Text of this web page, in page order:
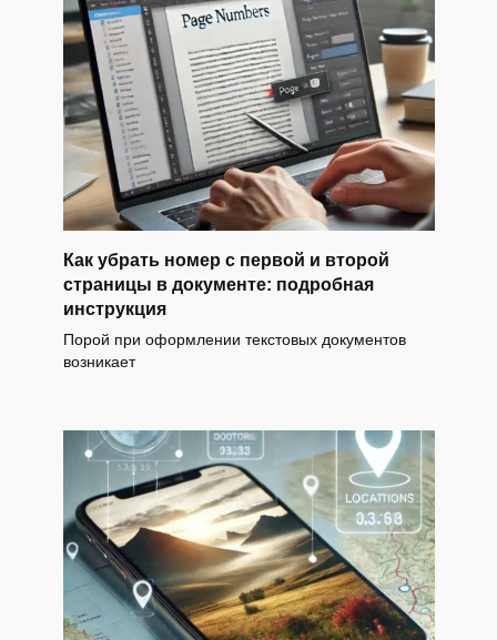
Как убрать номер с первой и второй
страницы в документе: подробная
инструкция
Порой при оформлении текстовых документов
возникает